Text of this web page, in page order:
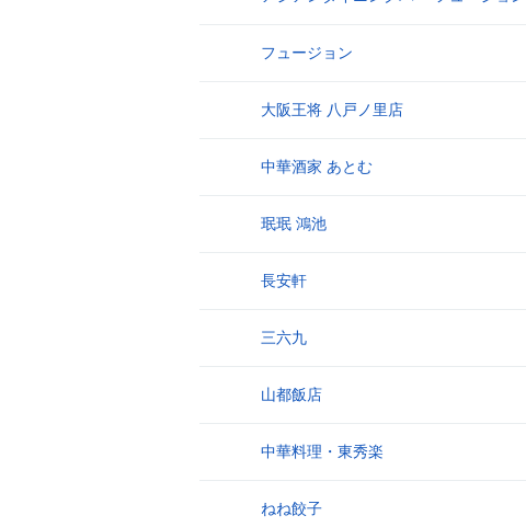
フュージョン
大阪王将 八戸ノ里店
中華酒家 あとむ
珉珉 鴻池
長安軒
三六九
山都飯店
中華料理・東秀楽
ねね餃子